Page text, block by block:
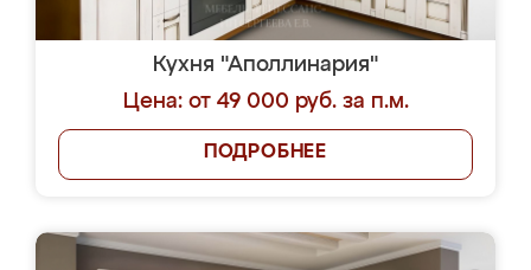
Кухня "Аполлинария"
Цена: от 49 000 руб. за п.м.
ПОДРОБНЕЕ